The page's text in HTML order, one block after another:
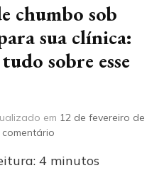
chumbo sob
sua clínica:
sobre esse
em 12 de fevereiro de
comentário
de
4 minutos